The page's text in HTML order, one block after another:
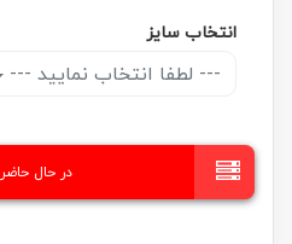
انتخاب سایز
--- لطفا انتخاب نمایید ---
در حال